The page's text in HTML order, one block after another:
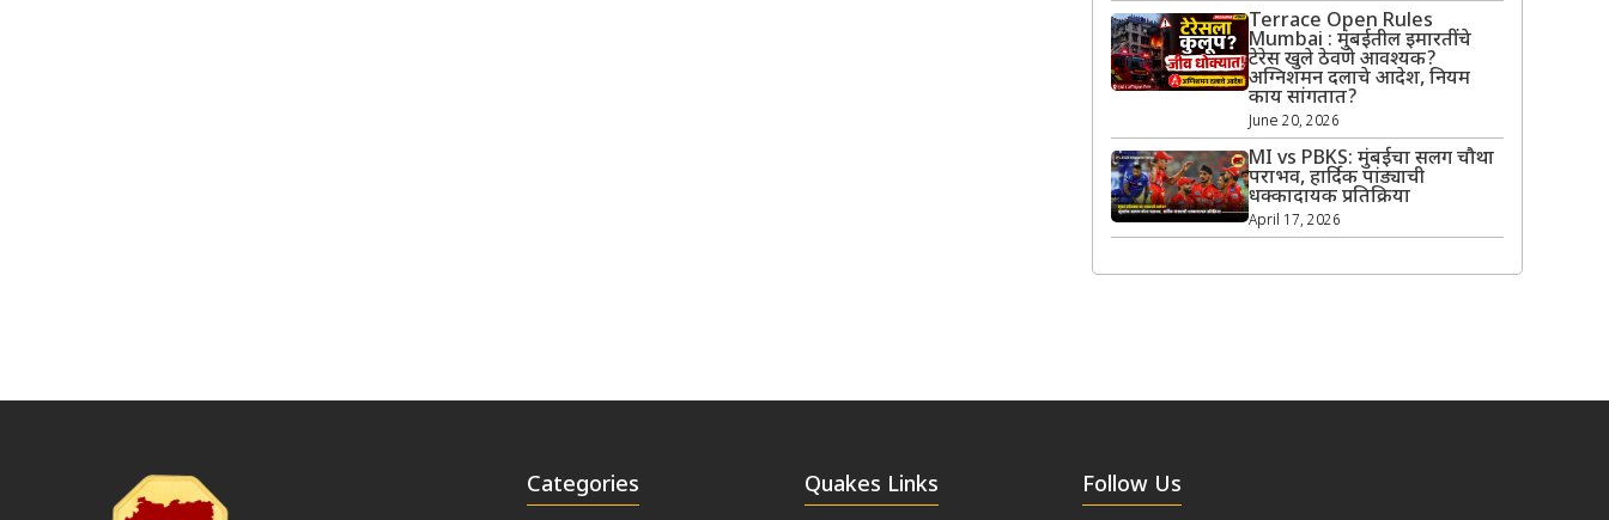
Terrace Open Rules
Mumbai : मुंबईतील इमारतींचे
टेरेस खुले ठेवणे आवश्यक?
अग्निशमन दलाचे आदेश, नियम
काय सांगतात?
June 20, 2026
MI vs PBKS: मुंबईचा सलग चौथा
पराभव, हार्दिक पांड्याची
धक्कादायक प्रतिक्रिया
April 17, 2026
Categories Quakes Links Follow Us